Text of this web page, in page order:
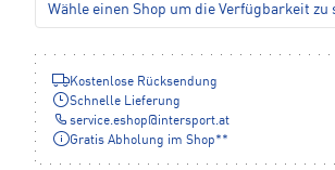
Wähle einen Shop um die Verfügbarkeit zu
Kostenlose Rücksendung
Schnelle Lieferung
service.eshop@intersport.at
Gratis Abholung im Shop**